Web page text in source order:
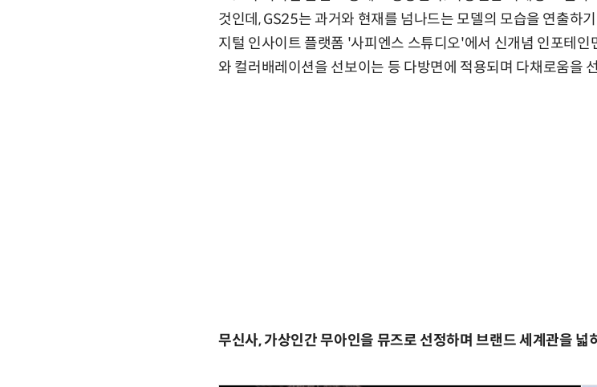
것인데, GS25는 과거와 현재를 넘나드는 모델의 모습을 연출하
지털 인사이트 플랫폼 '사피엔스 스튜디오'에서 신개념 인포테인
와 컬러배레이션을 선보이는 등 다방면에 적용되며 다채로움을
무신사, 가상인간 무아인을 뮤즈로 선정하며 브랜드 세계관을 넓